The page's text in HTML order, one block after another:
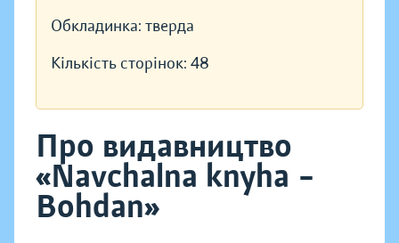
Обкладинка: тверда
Кількість сторінок: 48
Про видавництво
«Navchalna knyha –
Bohdan»